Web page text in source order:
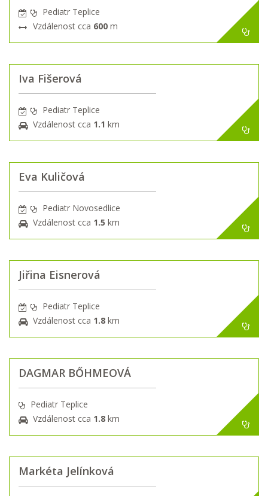
Pediatr Teplice
Vzdálenost cca 600 m
Iva Fišerová
Pediatr Teplice
Vzdálenost cca 1.1 km
Eva Kuličová
Pediatr Novosedlice
Vzdálenost cca 1.5 km
Jiřina Eisnerová
Pediatr Teplice
Vzdálenost cca 1.8 km
DAGMAR BŐHMEOVÁ
Pediatr Teplice
Vzdálenost cca 1.8 km
Markéta Jelínková